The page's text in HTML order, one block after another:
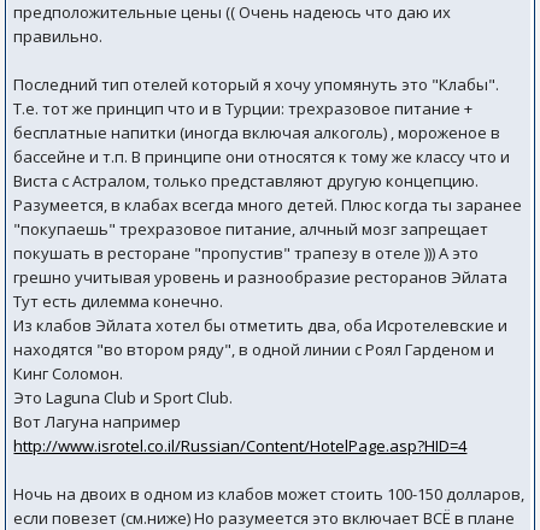
предположительные цены (( Очень надеюсь что даю их
правильно.
Последний тип отелей который я хочу упомянуть это "Клабы".
Т.е. тот же принцип что и в Турции: трехразовое питание +
бесплатные напитки (иногда включая алкоголь) , мороженое в
бассейне и т.п. В принципе они относятся к тому же классу что и
Виста с Астралом, только представляют другую концепцию.
Разумеется, в клабах всегда много детей. Плюс когда ты заранее
"покупаешь" трехразовое питание, алчный мозг запрещает
покушать в ресторане "пропустив" трапезу в отеле ))) А это
грешно учитывая уровень и разнообразие ресторанов Эйлата
Тут есть дилемма конечно.
Из клабов Эйлата хотел бы отметить два, оба Исротелевские и
находятся "во втором ряду", в одной линии с Роял Гарденом и
Кинг Соломон.
Это Laguna Club и Sport Club.
Вот Лагуна например
http://www.isrotel.co.il/Russian/Content/HotelPage.asp?HID=4
Ночь на двоих в одном из клабов может стоить 100-150 долларов,
если повезет (см.ниже) Но разумеется это включает ВСЁ в плане